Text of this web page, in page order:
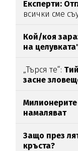
Експерти:
всички сме
Кой/коя
на
„Търся те“:
засне
намаляват
Защо през
кръста?